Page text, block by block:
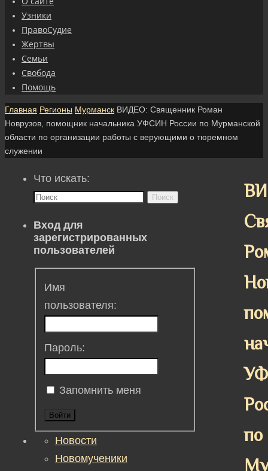
Узники
ПравоСудие
Жертвы
Семьи
Свобода
Помощь
Главная Регионы Мурманск ВИДЕО: Священник Роман
Новрузов, помощник начальника УФСИН России по Мурманской
области по организации работы с верующими о тюремном
служении
по
Что искать:
Поиск
Вход для
зарегистрированных
пользователей
Имя
пользователя:
Пароль:
Запомнить меня
Войти
Новости
Новомученики